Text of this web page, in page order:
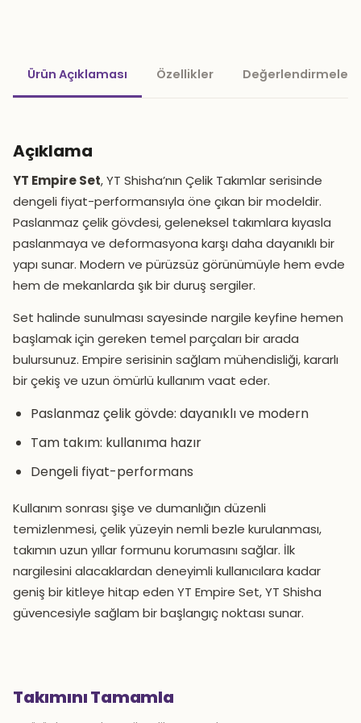
Ürün Açıklaması Özellikler Değerlendirmeler
Açıklama
YT Empire Set, YT Shisha’nın Çelik Takımlar serisinde
dengeli fiyat-performansıyla öne çıkan bir modeldir.
Paslanmaz çelik gövdesi, geleneksel takımlara kıyasla
paslanmaya ve deformasyona karşı daha dayanıklı bir
yapı sunar. Modern ve pürüzsüz görünümüyle hem evde
hem de mekanlarda şık bir duruş sergiler.
Set halinde sunulması sayesinde nargile keyfine hemen
başlamak için gereken temel parçaları bir arada
bulursunuz. Empire serisinin sağlam mühendisliği, kararlı
bir çekiş ve uzun ömürlü kullanım vaat eder.
Paslanmaz çelik gövde: dayanıklı ve modern
Tam takım: kullanıma hazır
Dengeli fiyat-performans
Kullanım sonrası şişe ve dumanlığın düzenli
temizlenmesi, çelik yüzeyin nemli bezle kurulanması,
takımın uzun yıllar formunu korumasını sağlar. İlk
nargilesini alacaklardan deneyimli kullanıcılara kadar
geniş bir kitleye hitap eden YT Empire Set, YT Shisha
güvencesiyle sağlam bir başlangıç noktası sunar.
Takımını Tamamla